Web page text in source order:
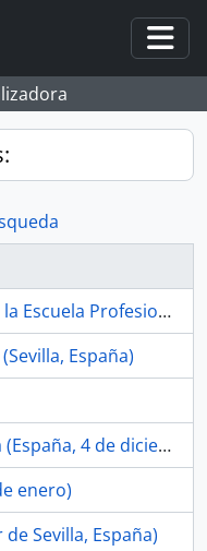
50 aniversario del cierre de la Escuela Profesional SAFA de Riotinto (Cuenca minera de Riotinto-Nerva, Huelva, España, 2023-04-15)
España)
Día de la Bandera Andaluza (España, 4 de diciembre)
enero)
Sevilla, España)